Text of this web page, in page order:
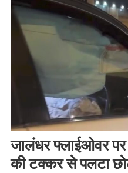
जालंधर फ्लाईओवर पर
की टक्कर से पलटा